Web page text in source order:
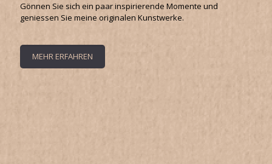
Gönnen Sie sich ein paar inspirierende Momente und
geniessen Sie meine originalen Kunstwerke.
MEHR ERFAHREN